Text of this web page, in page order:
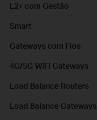
L2+ com Gestão
Smart
Gateways com Fios
4G/5G WiFi Gateways
Load Balance Routers
Load Balance Gateways